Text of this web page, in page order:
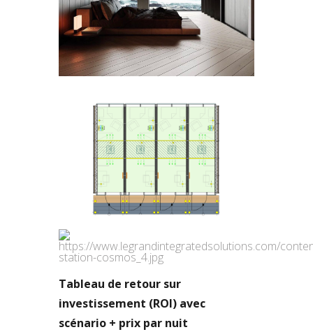
Tableau de retour sur
investissement (ROI) avec
scénario + prix par nuit